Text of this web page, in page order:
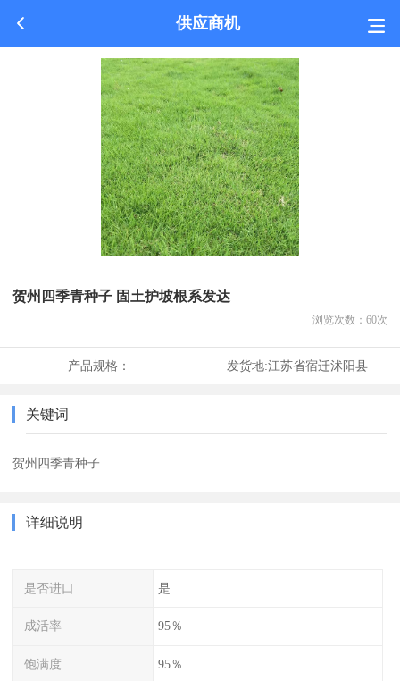
供应商机
贺州四季青种子 固土护坡根系发达
浏览次数： 60次
产品规格： 发货地:江苏省宿迁沭阳县
关键词
贺州四季青种子
详细说明
是否进口 是
成活率 95％
饱满度 95％